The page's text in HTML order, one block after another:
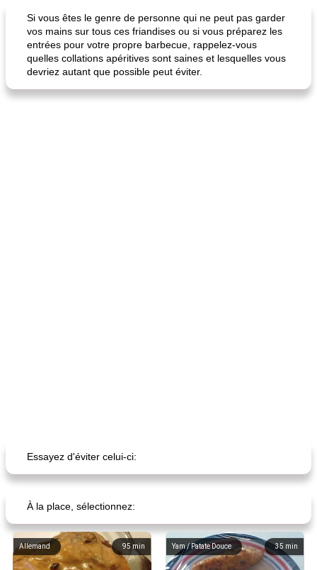
astuces
Si vous êtes le genre de personne qui ne peut pas garder
vos mains sur tous ces friandises ou si vous préparez les
entrées pour votre propre barbecue, rappelez-vous
quelles collations apéritives sont saines et lesquelles vous
devriez autant que possible peut éviter.
Essayez d'éviter celui-ci:
À la place, sélectionnez:
95 min
Allemand 35 min
Yam / Patate Douce